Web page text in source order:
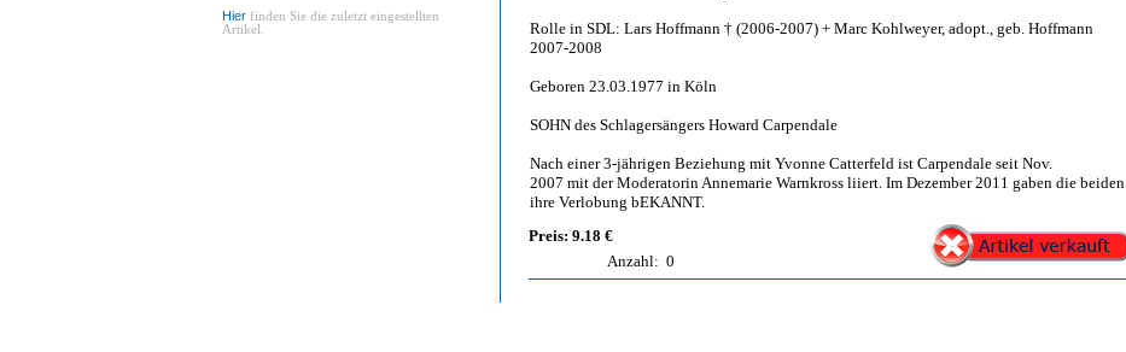
Hier finden Sie die zuletzt eingestellten
Artikel.
Rolle in SDL: Lars Hoffmann † (2006-2007) + Marc Kohlweyer, adopt., geb. Hoffmann
2007-2008
Geboren 23.03.1977 in Köln
SOHN des Schlagersängers Howard Carpendale
Nach einer 3-jährigen Beziehung mit Yvonne Catterfeld ist Carpendale seit Nov.
2007 mit der Moderatorin Annemarie Warnkross liiert. Im Dezember 2011 gaben die beiden
ihre Verlobung bEKANNT.
Preis: 9.18 €
Anzahl: 0